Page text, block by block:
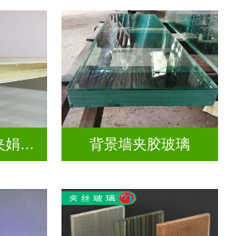
热弯水纹石头纹夹娟夹丝玻璃 背景墙夹胶玻璃